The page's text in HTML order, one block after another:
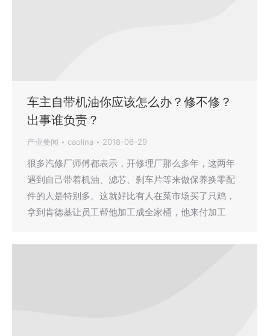
车主自带机油你应该怎么办？修不修？
出事谁负责？
产业要闻 caolina 2018-06-29
很多汽修厂师傅都表示，开修理厂那么多年，这两年
遇到自己带着机油、滤芯、刹车片等来做保养换零配
件的人是特别多。这就好比有人在菜市场买了只鸡，
拿到肯德基让员工帮他加工成全家桶，他来付加工